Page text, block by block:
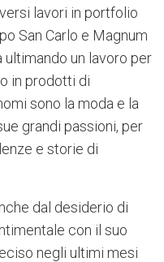
lavori in portfolio
San Carlo e Magnum
un lavoro per
in prodotti di
sono la moda e la
grandi passioni, per
e storie di
dal desiderio di
con il suo
negli ultimi mesi